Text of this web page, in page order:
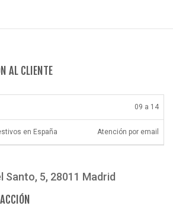
AL CLIENTE
09 a 14
en España Atención por email
Santo, 5, 28011 Madrid